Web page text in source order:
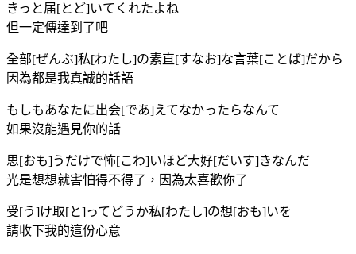
きっと届[とど]いてくれたよね
但一定傳達到了吧
全部[ぜんぶ]私[わたし]の素直[すなお]な言葉[ことば]だから
因為都是我真誠的話語
もしもあなたに出会[であ]えてなかったらなんて
如果沒能遇見你的話
思[おも]うだけで怖[こわ]いほど大好[だいす]きなんだ
光是想想就害怕得不得了，因為太喜歡你了
受[う]け取[と]ってどうか私[わたし]の想[おも]いを
請收下我的這份心意